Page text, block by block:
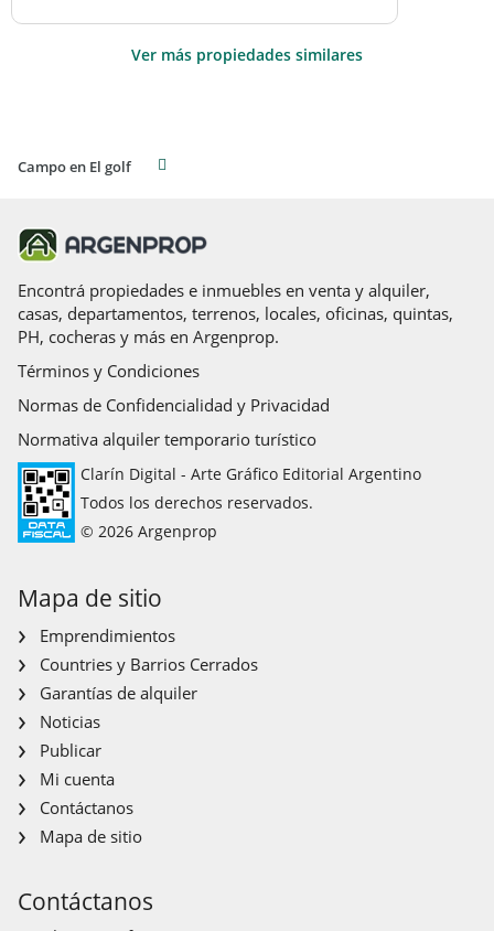
Ver más propiedades similares
Campo en El golf
Encontrá propiedades e inmuebles en venta y alquiler,
casas, departamentos, terrenos, locales, oficinas, quintas,
PH, cocheras y más en Argenprop.
Términos y Condiciones
Normas de Confidencialidad y Privacidad
Normativa alquiler temporario turístico
Clarín Digital - Arte Gráfico Editorial Argentino
Todos los derechos reservados.
© 2026 Argenprop
Mapa de sitio
Emprendimientos
Countries y Barrios Cerrados
Garantías de alquiler
Noticias
Publicar
Mi cuenta
Contáctanos
Mapa de sitio
Contáctanos